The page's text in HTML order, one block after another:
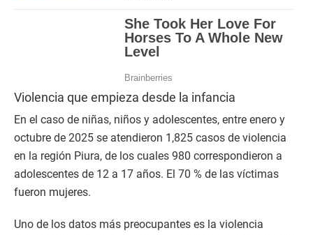
Violencia que empieza desde la infancia
En el caso de niñas, niños y adolescentes, entre enero y
octubre de 2025 se atendieron 1,825 casos de violencia
en la región Piura, de los cuales 980 correspondieron a
adolescentes de 12 a 17 años. El 70 % de las víctimas
fueron mujeres.
Uno de los datos más preocupantes es la violencia